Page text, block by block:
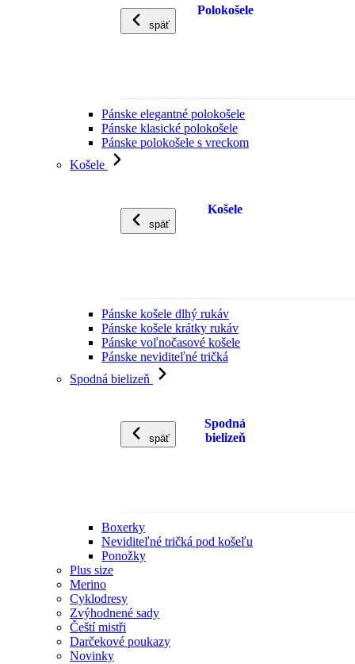
späť
Polokošele
Pánske elegantné polokošele
Pánske klasické polokošele
Pánske polokošele s vreckom
Košele
späť
Košele
Pánske košele dlhý rukáv
Pánske košele krátky rukáv
Pánske voľnočasové košele
Pánske neviditeľné tričká
Spodná bielizeň
späť
Spodná
bielizeň
Boxerky
Neviditeľné tričká pod košeľu
Ponožky
Plus size
Merino
Cyklodresy
Zvýhodnené sady
Čeští mistři
Darčekové poukazy
Novinky